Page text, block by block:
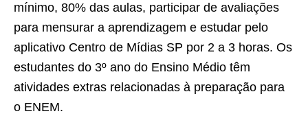
mínimo, 80% das aulas, participar de avaliações
para mensurar a aprendizagem e estudar pelo
aplicativo Centro de Mídias SP por 2 a 3 horas. Os
estudantes do 3º ano do Ensino Médio têm
atividades extras relacionadas à preparação para
o ENEM.